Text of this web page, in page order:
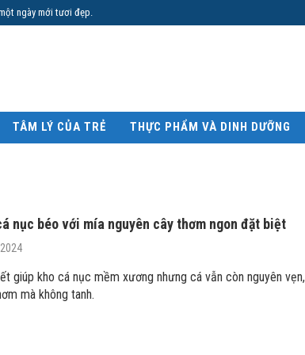
ngày mới tươi đẹp.
TÂM LÝ CỦA TRẺ THỰC PHẨM VÀ DINH DƯỠNG
nục béo với mía nguyên cây thơm ngon đặt biệt
giúp kho cá nục mềm xương nhưng cá vẫn còn nguyên vẹn,
mà không tanh.